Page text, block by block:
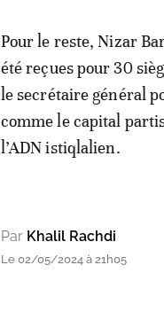
Pour le reste, Nizar
été reçues pour 30
le secrétaire général
comme le capital
l’ADN istiqlalien.
Par Khalil Rachdi
Le 02/05/2024 à 21h05